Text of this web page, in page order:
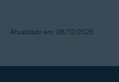
Atualizado em: 08/12/2025